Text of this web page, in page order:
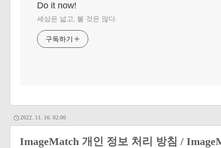
Do it now!
세상은 넓고, 볼 것은 많다.
구독하기
2022. 11. 16. 02:00
ImageMatch 개인 정보 처리 방침 /